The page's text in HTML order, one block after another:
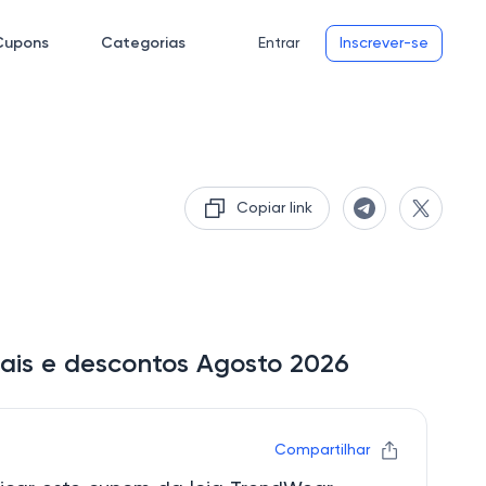
Categorias Entrar Inscrever-se
Copiar link
e descontos Agosto 2026
Compartilhar